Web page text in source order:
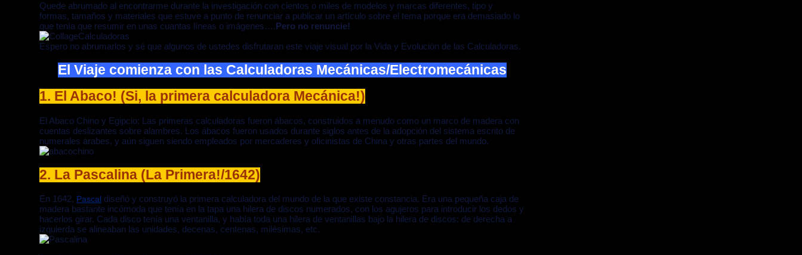
Quede abrumado al encontrarme durante la investigación con cientos o miles de modelos y marcas diferentes, tipo y
formas, tamaños y materiales que estuve a punto de renunciar a publicar un artículo sobre el tema porque era demasiado lo
que tenía que resumir en unas cuantas líneas o imágenes….Pero no renuncie!
Espero no abrumarlos y sé que algunos de ustedes disfrutaran este viaje visual por la Vida y Evolución de las Calculadoras.
El Viaje comienza con las Calculadoras Mecánicas/Electromecánicas
1. El Abaco! (Si, la primera calculadora Mecánica!)
El Abaco Chino y Egipcio: Las primeras calculadoras fueron ábacos, construidos a menudo como un marco de madera con
cuentas deslizantes sobre alambres. Los ábacos fueron usados durante siglos antes de la adopción del sistema escrito de
numerales árabes, y aún siguen siendo empleados por mercaderes y oficinistas de China y otras partes del mundo.
2. La Pascalina (La Primera!/1642)
En 1642, Pascal diseñó y construyó la primera calculadora del mundo de la que existe constancia. Era una pequeña caja de
madera bastante incómoda que tenía en la tapa una hilera de discos numerados, con los agujeros para introducir los dedos y
hacerlos girar. Cada disco tenía una ventanilla, y había toda una hilera de ventanillas bajo la hilera de discos: de derecha a
izquierda se alineaban las unidades, decenas, centenas, milésimas, etc.